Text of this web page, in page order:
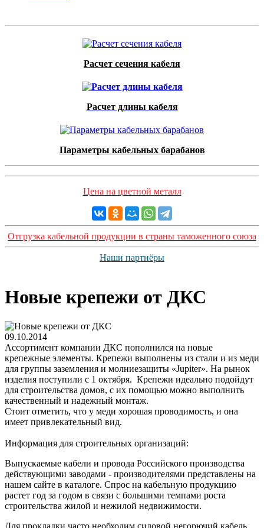
Расчет сечения кабеля
Расчет длины кабеля
Параметры кабельных барабанов
Цена на цветной металл
Отгрузка кабельной продукции в страны таможенного союза
Наши партнёры
Новые крепежи от ДКС
09.10.2014
Ассортимент компании ДКС пополнился на новые
крепежные элементы. Крепежи выполнены из стали и из меди
для группы заземления и молниезащиты «Jupiter». На рынок
изделия поступили с 1 октября. Крепежи идеально подойдут
для строительства домов, с их помощью можно выполнить
качественный и надежный монтаж.
Стоит отметить, что у меди хорошая проводимость, и она
имеет привлекательный вид.
Информация для строительных организаций:
Выпускаемые кабели и провода Российского производства
действующими заводами - производителями представлены на
нашем сайте в каталоге. Спрос на кабельную продукцию
растет год за годом в связи с большими темпами роста
строительства жилой и нежилой недвижимости.
Для прокладки часто необходим силовой негорючий кабель